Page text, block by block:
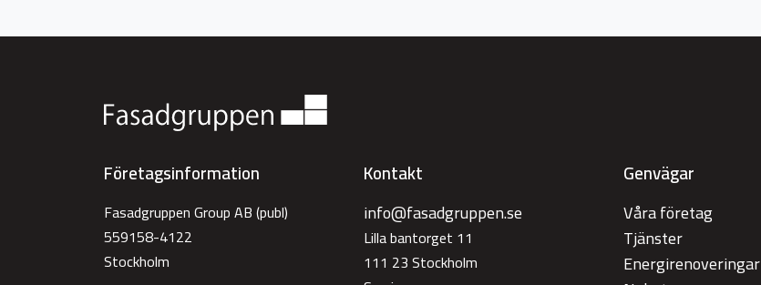
Företagsinformation
Fasadgruppen Group AB (publ)
559158-4122
Stockholm
Kontakt
info@fasadgruppen.se
Lilla bantorget 11
111 23 Stockholm
Genvägar
Våra företag
Tjänster
Energirenoveringar